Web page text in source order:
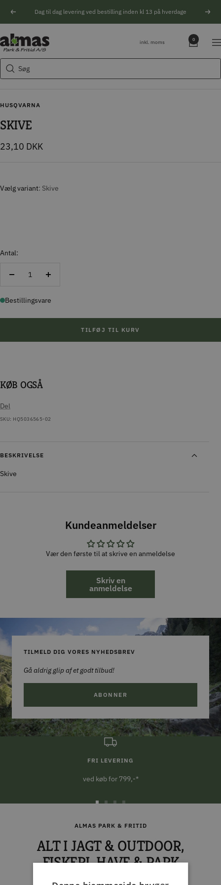
Forrige Dag til dag levering ved bestilling inden kl 13 på hverdage
Søg
Almas
Park
&
Fritid
inkl. moms 0
HUSQVARNA
SKIVE
Tilbudspris
23,10 DKK
Vælg variant Skive
Antal:
Reducer
Forøg
Bestillingsvare
TILFØJ TIL KURV
KØB OGSÅ
Del
SKU: HQ5036565-02
BESKRIVELSE
Skive
Kundeanmeldelser
Vær den første til at skrive en anmeldelse
Skriv en
anmeldelse
TILMELD DIG VORES NYHEDSBREV
Gå aldrig glip af et godt tilbud!
ABONNER
FRI LEVERING
ved køb for 799,-*
1
2
4
ALMAS PARK & FRITID
ALT I JAGT & OUTDOOR,
FISKERI, HAVE & PARK
Søgeforslag
Husqvarna motorsav
Kikkert
Blink